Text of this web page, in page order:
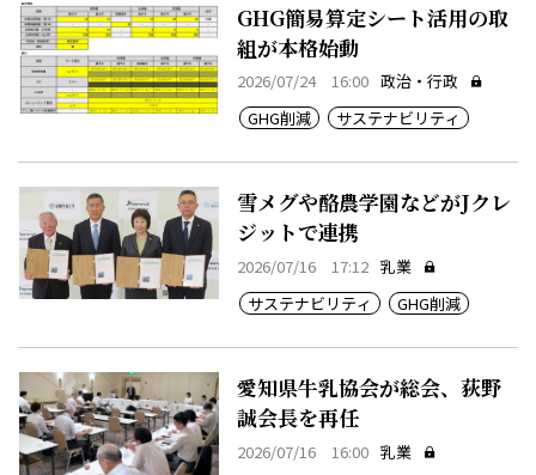
GHG簡易算定シート活用の取
組が本格始動
2026/07/24 16:00 政治・行政
GHG削減
サステナビリティ
雪メグや酪農学園などがJクレ
ジットで連携
2026/07/16 17:12 乳業
サステナビリティ
GHG削減
愛知県牛乳協会が総会、荻野
誠会長を再任
2026/07/16 16:00 乳業